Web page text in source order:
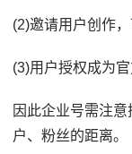
(2)邀请用户创作
(3)用户授权成为官
因此企业号需注
户、粉丝的距离。